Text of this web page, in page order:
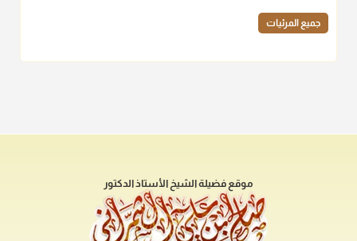
جميع المرئيات
موقع فضيلة الشيخ الأستاذ الدكتور